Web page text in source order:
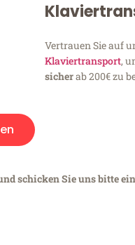
Vertrauen Sie auf
Klaviertransport,
sicherab 200€ zu
schicken Sie uns bitte